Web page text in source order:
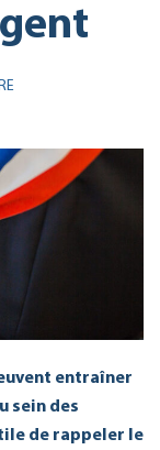
entraîner
sein des
de rappeler le